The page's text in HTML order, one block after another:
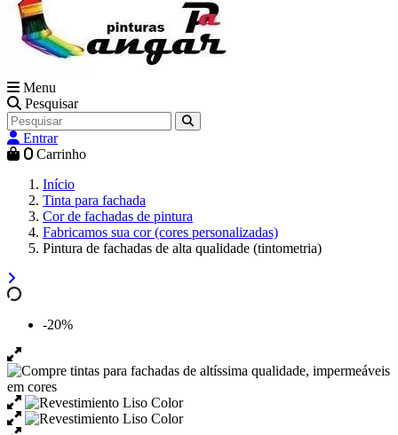
Menu
Pesquisar
Entrar
0 Carrinho
Início
Tinta para fachada
Cor de fachadas de pintura
Fabricamos sua cor (cores personalizadas)
Pintura de fachadas de alta qualidade (tintometria)
-20%